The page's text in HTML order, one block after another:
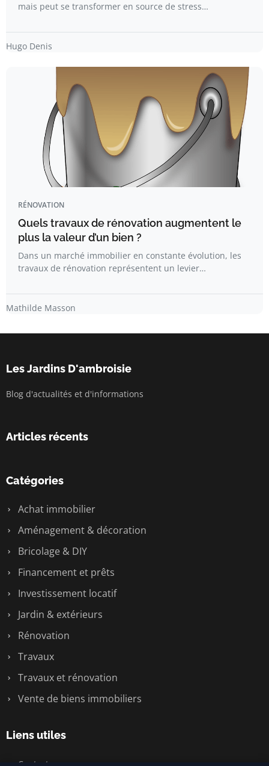
mais peut se transformer en source de stress…
Hugo Denis
RÉNOVATION
Quels travaux de rénovation augmentent le
plus la valeur d’un bien ?
Dans un marché immobilier en constante évolution, les
travaux de rénovation représentent un levier…
Mathilde Masson
Les Jardins D'ambroisie
Blog d'actualités et d'informations
Articles récents
Catégories
Achat immobilier
Aménagement & décoration
Bricolage & DIY
Financement et prêts
Investissement locatif
Jardin & extérieurs
Rénovation
Travaux
Travaux et rénovation
Vente de biens immobiliers
Liens utiles